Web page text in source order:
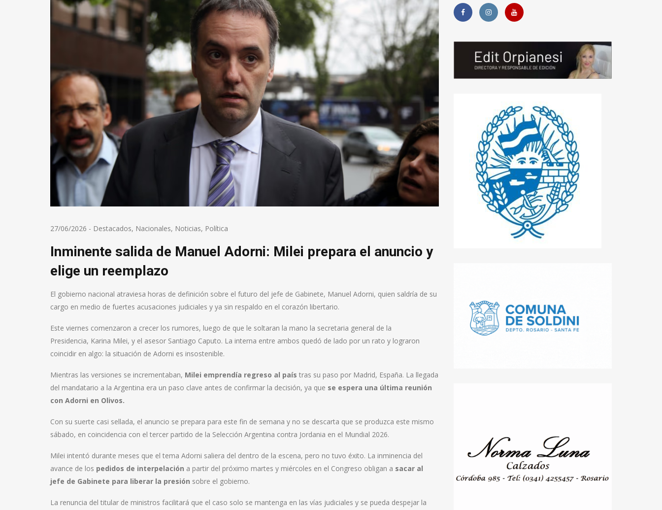
27/06/2026 - Destacados, Nacionales, Noticias, Política
Inminente salida de Manuel Adorni: Milei prepara el anuncio y
elige un reemplazo
El gobierno nacional atraviesa horas de definición sobre el futuro del jefe de Gabinete, Manuel Adorni, quien saldría de su
cargo en medio de fuertes acusaciones judiciales y ya sin respaldo en el corazón libertario.
Este viernes comenzaron a crecer los rumores, luego de que le soltaran la mano la secretaria general de la
Presidencia, Karina Milei, y el asesor Santiago Caputo. La interna entre ambos quedó de lado por un rato y lograron
coincidir en algo: la situación de Adorni es insostenible.
Mientras las versiones se incrementaban, Milei emprendía regreso al país tras su paso por Madrid, España. La llegada
del mandatario a la Argentina era un paso clave antes de confirmar la decisión, ya que se espera una última reunión
con Adorni en Olivos.
Con su suerte casi sellada, el anuncio se prepara para este fin de semana y no se descarta que se produzca este mismo
sábado, en coincidencia con el tercer partido de la Selección Argentina contra Jordania en el Mundial 2026.
Milei intentó durante meses que el tema Adorni saliera del dentro de la escena, pero no tuvo éxito. La inminencia del
avance de los pedidos de interpelación a partir del próximo martes y miércoles en el Congreso obligan a sacar al
jefe de Gabinete para liberar la presión sobre el gobierno.
La renuncia del titular de ministros facilitará que el caso solo se mantenga en las vías judiciales y se pueda despejar la